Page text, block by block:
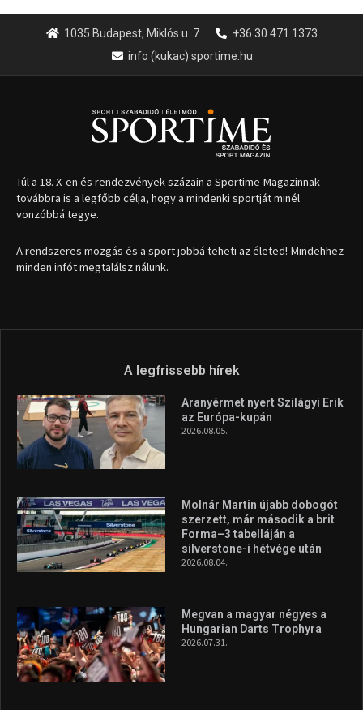
1035 Budapest, Miklós u. 7.
+36 30 471 1373
info (kukac) sportime.hu
Túl a 18. X-en és rendezvények százain a Sportime Magazinnak
továbbra is a legfőbb célja, hogy a mindenki sportját minél
vonzóbbá tegye.
A rendszeres mozgás és a sport jobbá teheti az életed! Mindehhez
minden infót megtalálsz nálunk.
A legfrissebb hírek
Aranyérmet nyert Szilágyi Erik
az Európa-kupán
2026.08.05.
Molnár Martin újabb dobogót
szerzett, már második a brit
Forma–3 tabelláján a
silverstone-i hétvége után
2026.08.04.
Megvan a magyar négyes a
Hungarian Darts Trophyra
2026.07.31.